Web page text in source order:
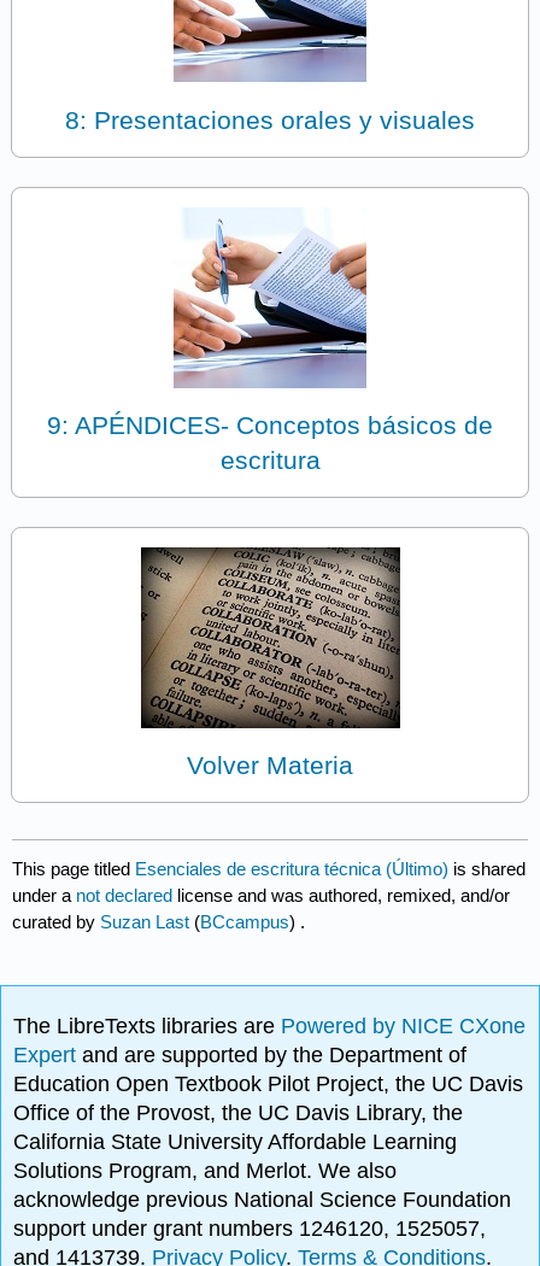
8: Presentaciones orales y visuales
9: APÉNDICES- Conceptos básicos de
escritura
Volver Materia
This page titled Esenciales de escritura técnica (Último) is shared
under a not declared license and was authored, remixed, and/or
curated by Suzan Last (BCcampus) .
The LibreTexts libraries are Powered by NICE CXone
Expertand are supported by the Department of
Education Open Textbook Pilot Project, the UC Davis
Office of the Provost, the UC Davis Library, the
California State University Affordable Learning
Solutions Program, and Merlot. We also
acknowledge previous National Science Foundation
support under grant numbers 1246120, 1525057,
and 1413739. Privacy Policy.Terms & Conditions.